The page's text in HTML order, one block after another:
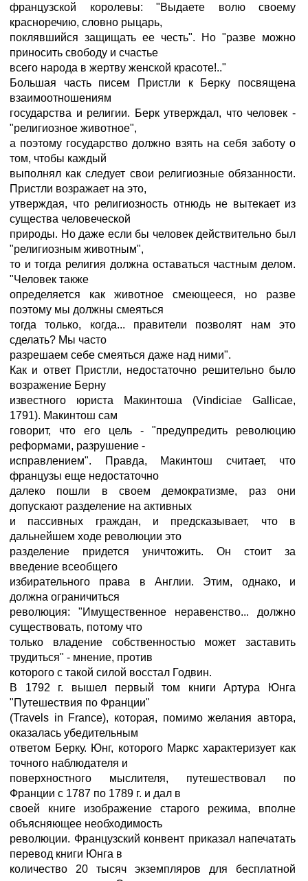
французской королевы: "Выдаете волю своему
красноречию, словно рыцарь,
поклявшийся защищать ее честь". Но "разве можно
приносить свободу и счастье
всего народа в жертву женской красоте!.."
Большая часть писем Пристли к Берку посвящена
взаимоотношениям
государства и религии. Берк утверждал, что человек -
"религиозное животное",
а поэтому государство должно взять на себя заботу о
том, чтобы каждый
выполнял как следует свои религиозные обязанности.
Пристли возражает на это,
утверждая, что религиозность отнюдь не вытекает из
существа человеческой
природы. Но даже если бы человек действительно был
"религиозным животным",
то и тогда религия должна оставаться частным делом.
"Человек также
определяется как животное смеющееся, но разве
поэтому мы должны смеяться
тогда только, когда... правители позволят нам это
сделать? Мы часто
разрешаем себе смеяться даже над ними".
Как и ответ Пристли, недостаточно решительно было
возражение Берну
известного юриста Макинтоша (Vindiciae Gallicae,
1791). Макинтош сам
говорит, что его цель - "предупредить революцию
реформами, разрушение -
исправлением". Правда, Макинтош считает, что
французы еще недостаточно
далеко пошли в своем демократизме, раз они
допускают разделение на активных
и пассивных граждан, и предсказывает, что в
дальнейшем ходе революции это
разделение придется уничтожить. Он стоит за
введение всеобщего
избирательного права в Англии. Этим, однако, и
должна ограничиться
революция: "Имущественное неравенство... должно
существовать, потому что
только владение собственностью может заставить
трудиться" - мнение, против
которого с такой силой восстал Годвин.
В 1792 г. вышел первый том книги Артура Юнга
"Путешествия по Франции"
(Travels in France), которая, помимо желания автора,
оказалась убедительным
ответом Берку. Юнг, которого Маркс характеризует как
точного наблюдателя и
поверхностного мыслителя, путешествовал по
Франции с 1787 по 1789 г. и дал в
своей книге изображение старого режима, вполне
объясняющее необходимость
революции. Французский конвент приказал напечатать
перевод книги Юнга в
количество 20 тысяч экземпляров для бесплатной